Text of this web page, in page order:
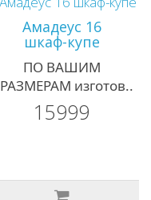
Амадеус 16
шкаф-купе
ПО ВАШИМ
РАЗМЕРАМ изготов..
15999